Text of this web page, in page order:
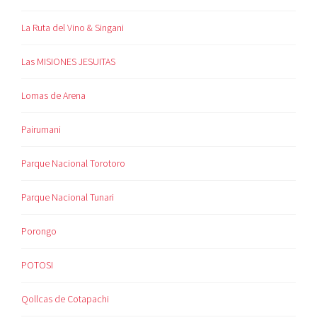
La Ruta del Vino & Singani
Las MISIONES JESUITAS
Lomas de Arena
Pairumani
Parque Nacional Torotoro
Parque Nacional Tunari
Porongo
POTOSI
Qollcas de Cotapachi